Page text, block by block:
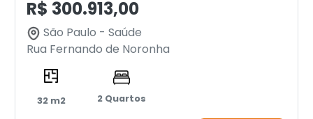
R$ 300.913,00
São Paulo - Saúde
Rua Fernando de Noronha
32 m2 2 Quartos